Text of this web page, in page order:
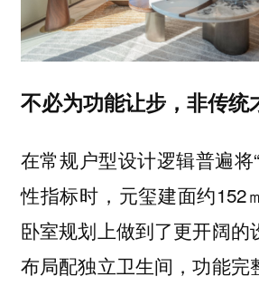
不必为功能让步，非传统
在常规户型设计逻辑普遍将
性指标时，元玺建面约152
卧室规划上做到了更开阔的
布局配独立卫生间，功能完